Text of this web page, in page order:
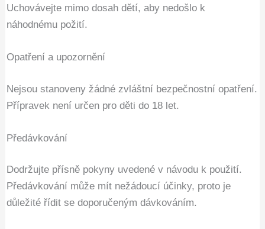
Uchovávejte mimo dosah dětí, aby nedošlo k
náhodnému požití.
Opatření a upozornění
Nejsou stanoveny žádné zvláštní bezpečnostní opatření.
Přípravek není určen pro děti do 18 let.
Předávkování
Dodržujte přísně pokyny uvedené v návodu k použití.
Předávkování může mít nežádoucí účinky, proto je
důležité řídit se doporučeným dávkováním.